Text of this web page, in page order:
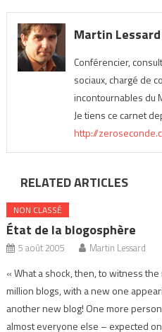
Martin Lessard
Conférencier,
sociaux, chargé de
incontournables du
Je tiens ce carnet
http://
RELATED ARTICLES
NON CLASSÉ
État de la blogosphère
5 août 2005 Martin Lessard
« What a shock, then, to witness
million blogs, with a new one
another new blog! One more
almost everyone else – expected